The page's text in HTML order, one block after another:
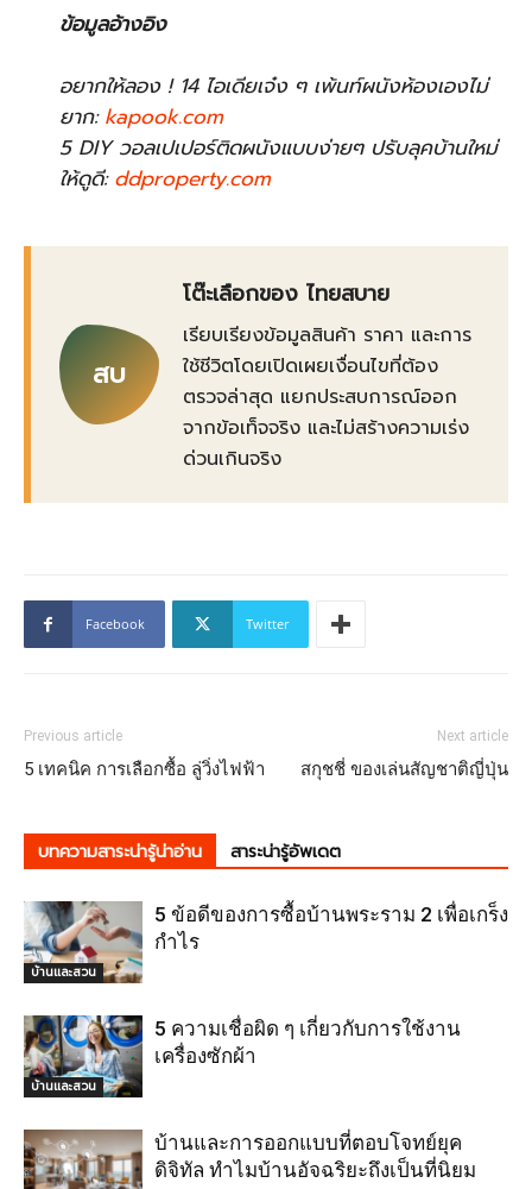
ข้อมูลอ้างอิง
อยากให้ลอง ! 14 ไอเดียเจ๋ง ๆ เพ้นท์ผนังห้องเองไม่
ยาก:kapook.com
5 DIY วอลเปเปอร์ติดผนังแบบง่ายๆ ปรับลุคบ้านใหม่
ให้ดูดี:ddproperty.com
สบ
โต๊ะเลือกของ ไทยสบาย
เรียบเรียงข้อมูลสินค้า ราคา และการ
ใช้ชีวิตโดยเปิดเผยเงื่อนไขที่ต้อง
ตรวจล่าสุด แยกประสบการณ์ออก
จากข้อเท็จจริง และไม่สร้างความเร่ง
ด่วนเกินจริง
Facebook Twitter
Previous article
5 เทคนิค การเลือกซื้อ ลู่วิ่งไฟฟ้า
Next article
สกุชชี่ ของเล่นสัญชาติญี่ปุ่น
บทความสาระน่ารู้น่าอ่าน สาระน่ารู้อัพเดต
บ้านและสวน
5 ข้อดีของการซื้อบ้านพระราม 2 เพื่อเกร็ง
กำไร
บ้านและสวน
5 ความเชื่อผิด ๆ เกี่ยวกับการใช้งาน
เครื่องซักผ้า
บ้านและการออกแบบที่ตอบโจทย์ยุค
ดิจิทัล ทำไมบ้านอัจฉริยะถึงเป็นที่นิยม